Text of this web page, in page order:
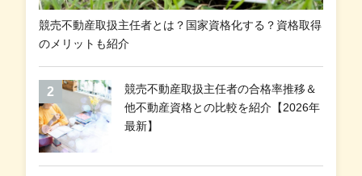
競売不動産取扱主任者とは？国家資格化する？資格取得
のメリットも紹介
競売不動産取扱主任者の合格率推移＆
他不動産資格との比較を紹介【2026年
最新】